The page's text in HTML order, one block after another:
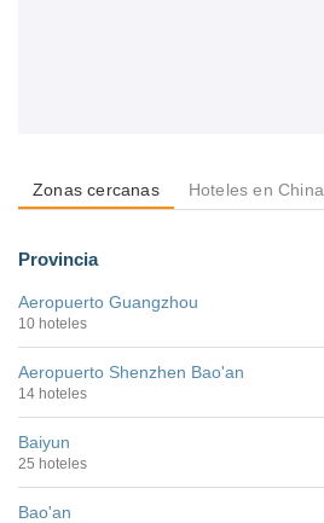
Zonas cercanas Hoteles en China
Provincia
Aeropuerto Guangzhou
10 hoteles
Aeropuerto Shenzhen Bao'an
14 hoteles
Baiyun
25 hoteles
Bao'an